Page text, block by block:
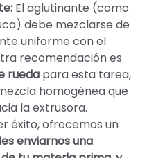
El aglutinante (como
debe mezclarse de
uniforme con el
recomendación es
rueda para esta tarea,
homogénea que
la extrusora.
éxito, ofrecemos un
enviarnos una